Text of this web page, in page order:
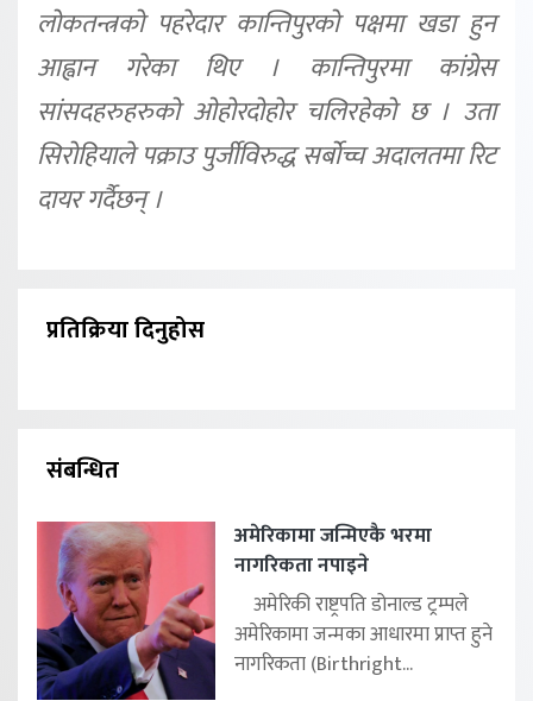
लोकतन्त्रको पहरेदार कान्तिपुरको पक्षमा खडा हुन
आह्वान गरेका थिए । कान्तिपुरमा कांग्रेस
सांसदहरुहरुको ओहोरदोहोर चलिरहेको छ । उता
सिरोहियाले पक्राउ पुर्जीविरुद्ध सर्बोच्च अदालतमा रिट
दायर गर्दैछन् ।
प्रतिक्रिया दिनुहोस
संबन्धित
अमेरिकामा जन्मिएकै भरमा
नागरिकता नपाइने
अमेरिकी राष्ट्रपति डोनाल्ड ट्रम्पले
अमेरिकामा जन्मका आधारमा प्राप्त हुने
नागरिकता (Birthright...